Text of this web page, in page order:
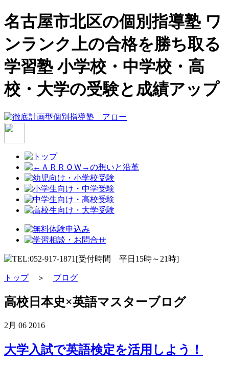
名古屋市北区の個別指導塾 ワ
ンランク上の合格を勝ち取る
学習塾 小学校・中学校・高
校・大学の受験と成績アップ
トップ＞ ブログ
高校日本史×英語マスターブログ
2月 06 2016
大学入試で英語検定を活用しよう！